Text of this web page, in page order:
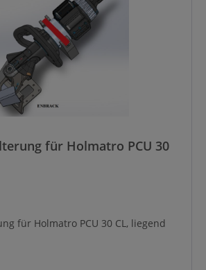
für Holmatro PCU 30
für Holmatro PCU 30 CL, liegend